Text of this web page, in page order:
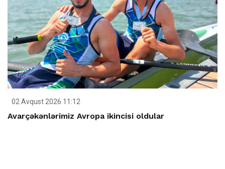
02 Avqust 2026 11:12
Avarçəkənlərimiz Avropa ikincisi oldular